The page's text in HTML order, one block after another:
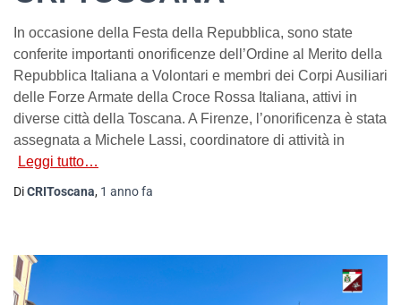
In occasione della Festa della Repubblica, sono state
conferite importanti onorificenze dell’Ordine al Merito della
Repubblica Italiana a Volontari e membri dei Corpi Ausiliari
delle Forze Armate della Croce Rossa Italiana, attivi in
diverse città della Toscana. A Firenze, l’onorificenza è stata
assegnata a Michele Lassi, coordinatore di attività in
Leggi tutto…
DiCRIToscana, 1 annofa